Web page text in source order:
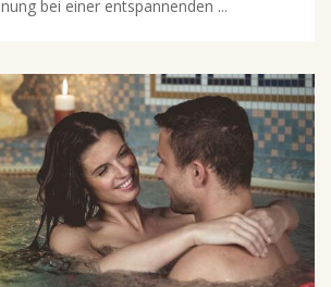
bei einer entspannenden ...